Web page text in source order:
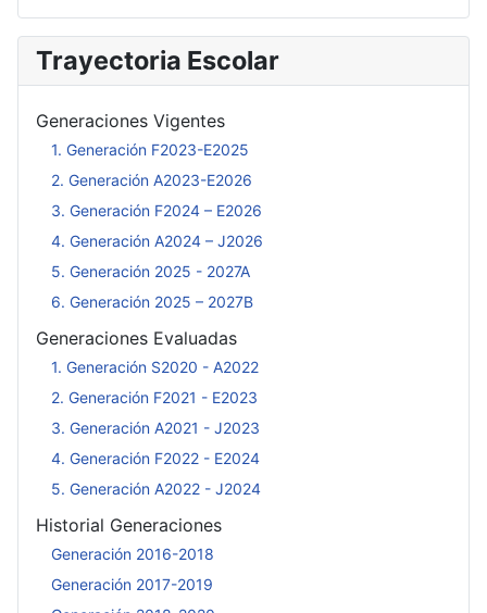
Trayectoria Escolar
Generaciones Vigentes
1. Generación F2023-E2025
2. Generación A2023-E2026
3. Generación F2024 – E2026
4. Generación A2024 – J2026
5. Generación 2025 - 2027A
6. Generación 2025 – 2027B
Generaciones Evaluadas
1. Generación S2020 - A2022
2. Generación F2021 - E2023
3. Generación A2021 - J2023
4. Generación F2022 - E2024
5. Generación A2022 - J2024
Historial Generaciones
Generación 2016-2018
Generación 2017-2019